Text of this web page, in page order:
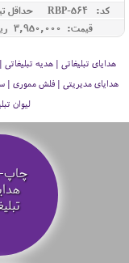
کد: RBP-564
حداقل
قیمت: 3,950,000 ريال
هدایای تبلیغاتی | هدیه
هدایای مدیریتی | فلش مموری
لیوان